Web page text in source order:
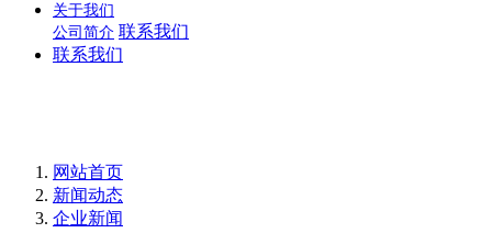
关于我们
公司简介 联系我们
联系我们
网站首页
新闻动态
企业新闻